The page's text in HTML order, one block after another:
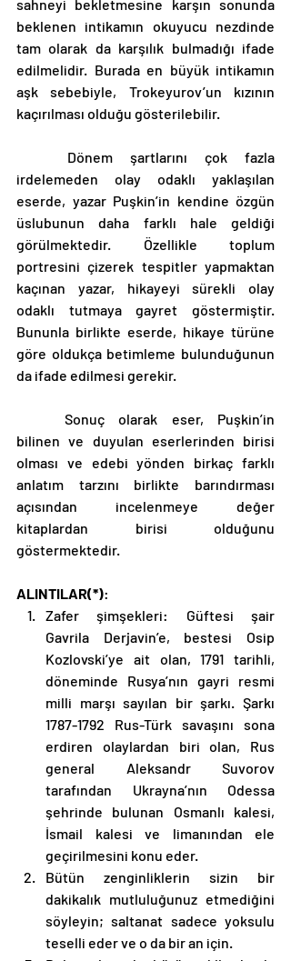
sahneyi bekletmesine karşın sonunda
beklenen intikamın okuyucu nezdinde
tam olarak da karşılık bulmadığı ifade
edilmelidir. Burada en büyük intikamın
aşk sebebiyle, Trokeyurov’un kızının
kaçırılması olduğu gösterilebilir.
irdelemeden olay odaklı yaklaşılan
eserde, yazar Puşkin’in kendine özgün
üslubunun daha farklı hale geldiği
görülmektedir. Özellikle toplum
portresini çizerek tespitler yapmaktan
kaçınan yazar, hikayeyi sürekli olay
odaklı tutmaya gayret göstermiştir.
Bununla birlikte eserde, hikaye türüne
göre oldukça betimleme bulunduğunun
da ifade edilmesi gerekir.
bilinen ve duyulan eserlerinden birisi
olması ve edebi yönden birkaç farklı
anlatım tarzını birlikte barındırması
açısından incelenmeye değer
kitaplardan birisi olduğunu
göstermektedir.
ALINTILAR(*):
Zafer şimşekleri: Güftesi şair
Gavrila Derjavin’e, bestesi Osip
Kozlovski’ye ait olan, 1791 tarihli,
döneminde Rusya’nın gayri resmi
milli marşı sayılan bir şarkı. Şarkı
1787-1792 Rus-Türk savaşını sona
erdiren olaylardan biri olan, Rus
general Aleksandr Suvorov
tarafından Ukrayna’nın Odessa
şehrinde bulunan Osmanlı kalesi,
İsmail kalesi ve limanından ele
geçirilmesini konu eder.
Bütün zenginliklerin sizin bir
dakikalık mutluluğunuz etmediğini
söyleyin; saltanat sadece yoksulu
teselli eder ve o da bir an için.